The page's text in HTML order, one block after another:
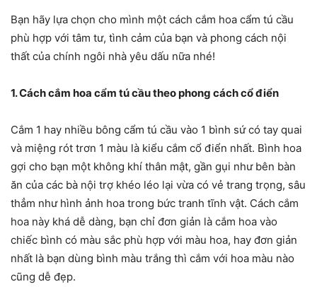
Bạn hãy lựa chọn cho mình một cách cắm hoa cẩm tú cầu
phù hợp với tâm tư, tình cảm của bạn và phong cách nội
thất của chính ngôi nhà yêu dấu nữa nhé!
1. Cách cắm hoa cẩm tú cầu theo phong cách cổ điển
Cắm 1 hay nhiều bông cẩm tú cầu vào 1 bình sứ có tay quai
và miệng rót trơn 1 màu là kiểu cắm cổ điển nhất. Bình hoa
gợi cho bạn một không khí thân mật, gần gụi như bên bàn
ăn của các bà nội trợ khéo léo lại vừa có vẻ trang trọng, sâu
thẳm như hình ảnh hoa trong bức tranh tĩnh vật. Cách cắm
hoa này khá dễ dàng, bạn chỉ đơn giản là cắm hoa vào
chiếc bình có màu sắc phù hợp với màu hoa, hay đơn giản
nhất là bạn dùng bình màu trắng thì cắm với hoa màu nào
cũng dễ đẹp.